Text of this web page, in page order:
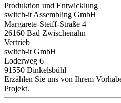
Produktion und Entwicklung
switch-it Assembling GmbH
Margarete-Steiff-Straße 4
26160 Bad Zwischenahn
Vertrieb
switch-it GmbH
Loderweg 6
91550 Dinkelsbühl
Erzählen Sie uns von Ihrem
Projekt.